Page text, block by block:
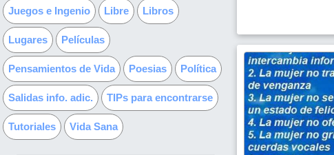
Juegos e Ingenio Libre Libros
Lugares Películas
Pensamientos de Vida Poesias Política
Salidas info. adic. TIPs para encontrarse
Tutoriales Vida Sana